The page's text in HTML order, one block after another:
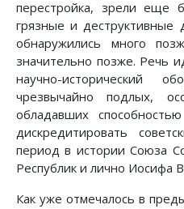
перестройка, зрели еще
грязные и деструктивные
обнаружились много
значительно позже. Речь
научно-исторический
чрезвычайно подлых,
обладавших
дискредитировать
период в истории Союза
Республик и лично Иосифа
Как уже отмечалось в